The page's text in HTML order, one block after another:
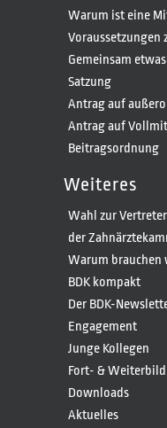
Warum ist eine
Gemeinsam
Satzung
Antrag auf
Antrag auf
Beitragsordnung
Weiteres
Wahl zur
der
Warum brauchen
BDK kompakt
Der BDK-
Engagement
Junge Kollegen
Fort- &
Downloads
Aktuelles